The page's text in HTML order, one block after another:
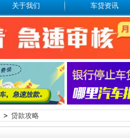
关于我们 车贷资讯
> 贷款攻略